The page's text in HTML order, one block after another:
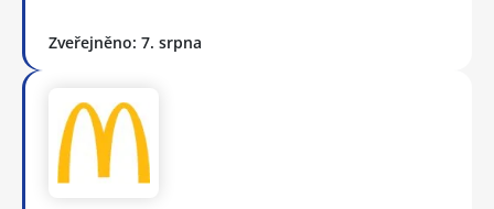
Zveřejněno: 7. srpna